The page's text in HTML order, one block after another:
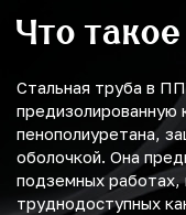
Что
Стальная труба в
предизолированную
пенополиуретана,
оболочкой. Она
подземных работах,
труднодоступных